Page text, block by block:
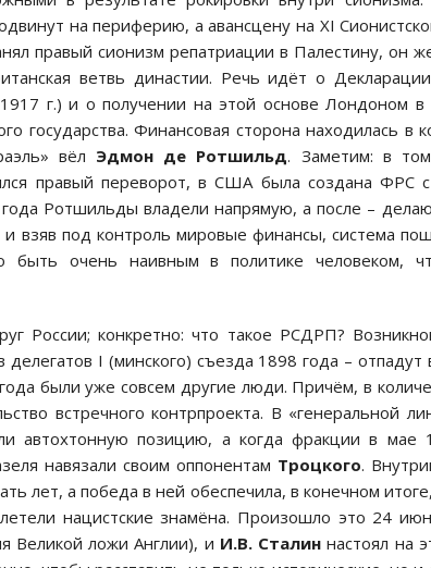
на периферию, а авансцену на XI
правый сионизм репатриации в Палестину, он
ветвь династии. Речь идёт о Декларации
г.) и о получении на этой основе Лондоном в
государства. Финансовая сторона находилась в
вёл Эдмон де Ротшильд. Заметим: в
правый переворот, в США была создана ФРС
Ротшильды владели напрямую, а после –
взяв под контроль мировые финансы, система
быть очень наивным в политике человеком,
России; конкретно: что такое РСДРП?
делегатов I (минского) съезда 1898 года –
были уже совсем другие люди. Причём, в
встречного контрпроекта. В «генеральной
автохтонную позицию, а когда фракции в мае
навязали своим оппонентам Троцкого.
лет, а победа в ней обеспечила, в конечном
нацистские знамёна. Произошло это 24
Великой ложи Англии), и И.В. Сталин настоял на